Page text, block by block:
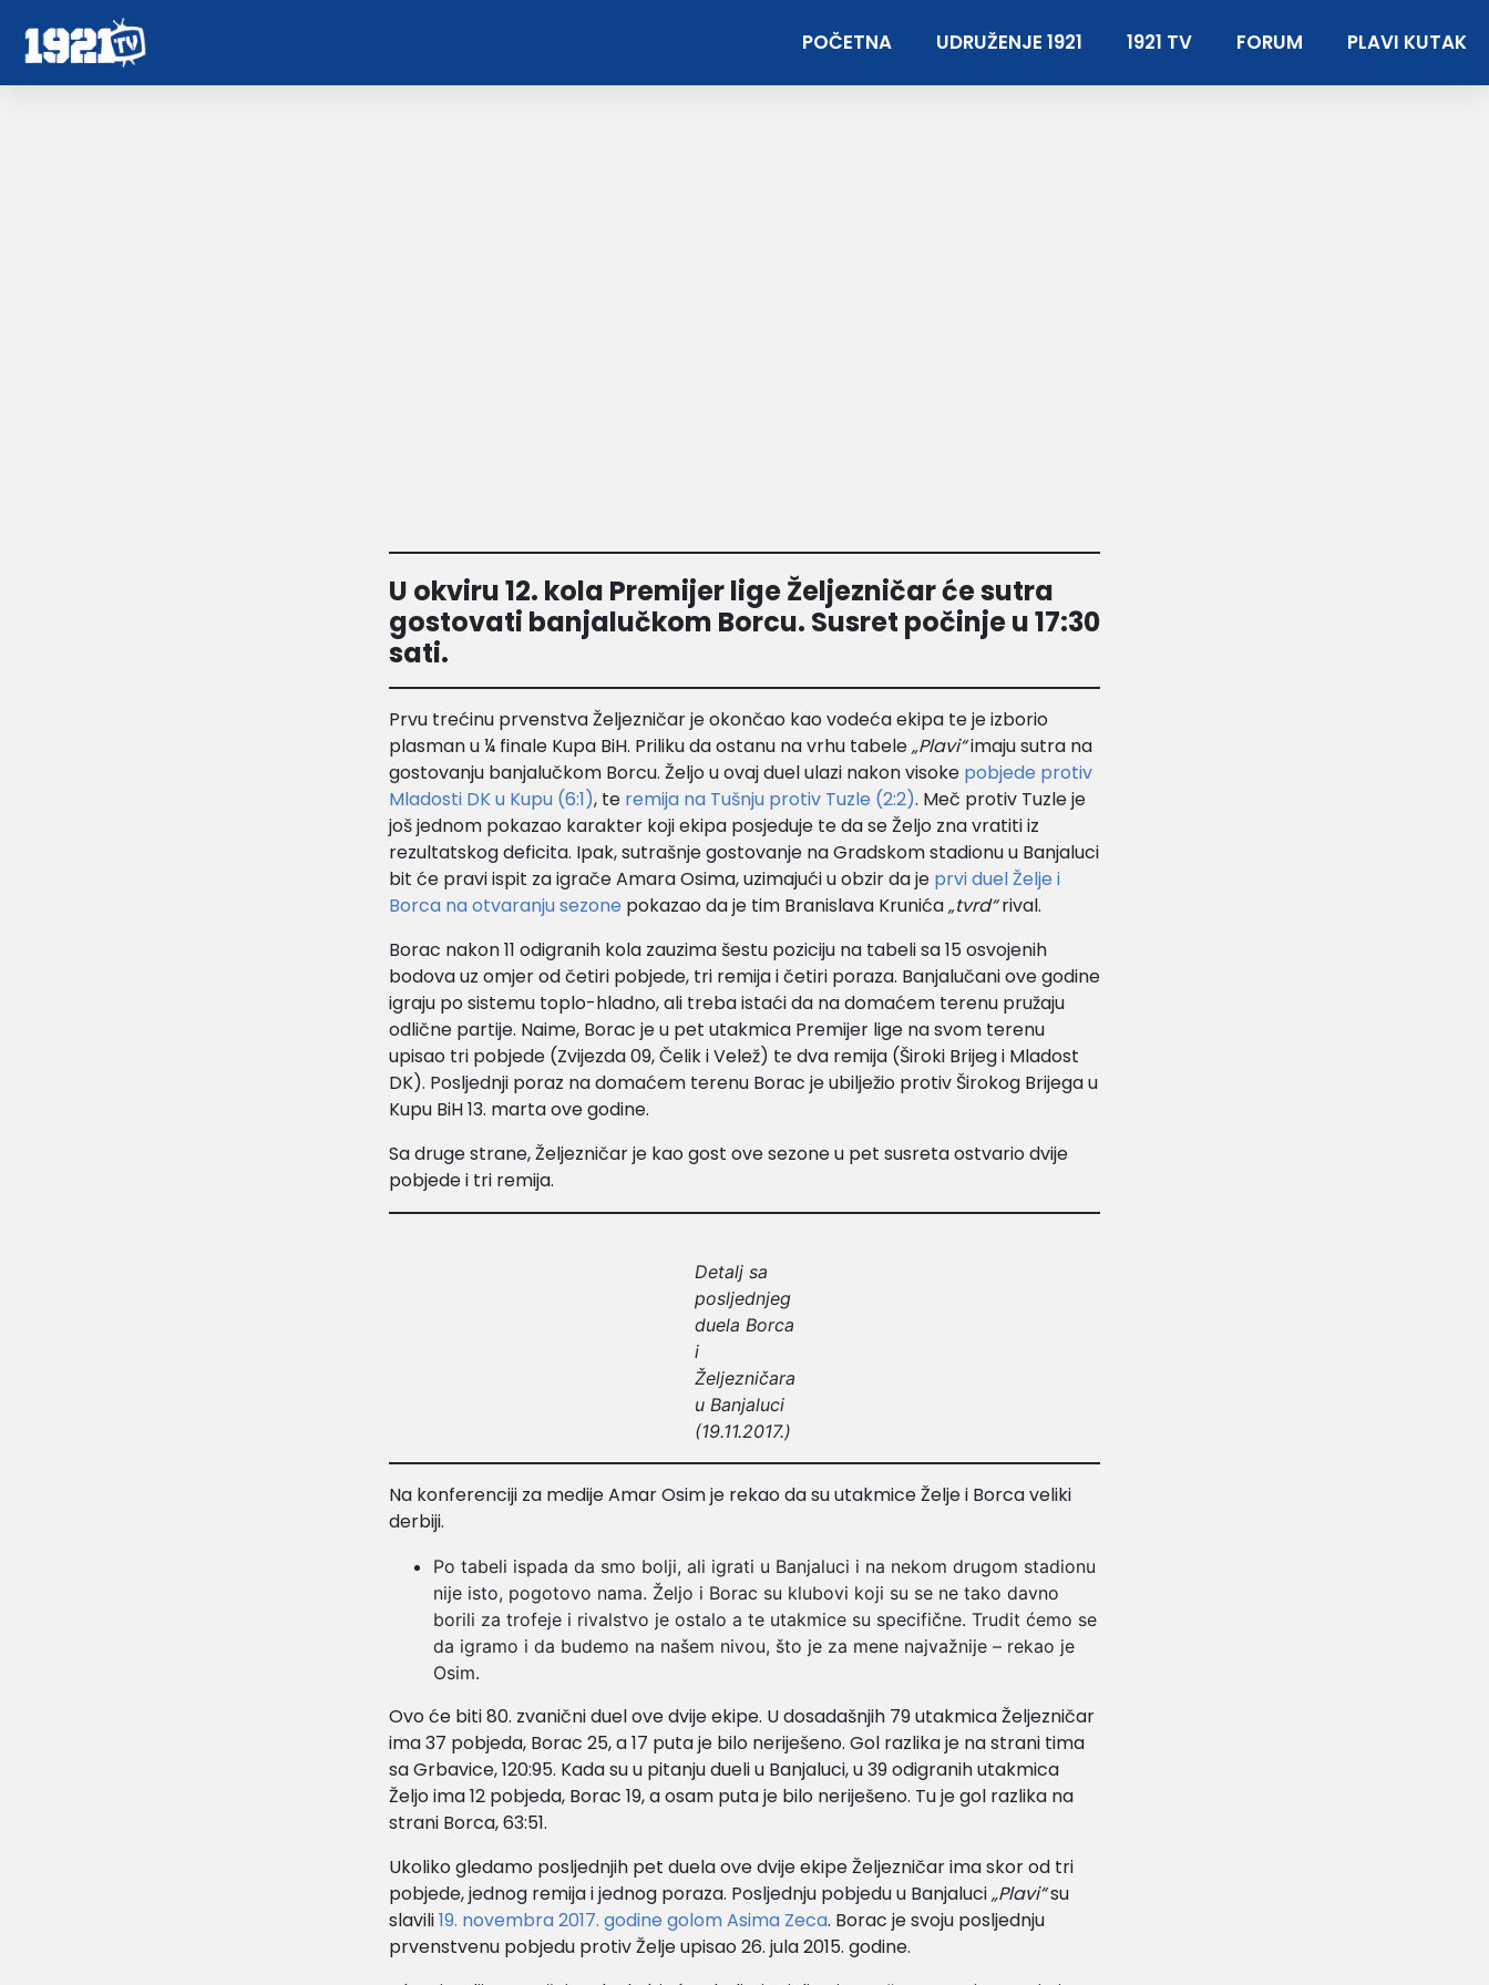
POČETNA UDRUŽENJE 1921 1921 TV FORUM PLAVI KUTAK
U okviru 12. kola Premijer lige Željezničar će sutra
gostovati banjalučkom Borcu. Susret počinje u 17:30
sati.
Prvu trećinu prvenstva Željezničar je okončao kao vodeća ekipa te je izborio
plasman u ¼ finale Kupa BiH. Priliku da ostanu na vrhu tabele„Plavi“imaju sutra na
gostovanju banjalučkom Borcu. Željo u ovaj duel ulazi nakon visoke pobjede protiv
Mladosti DK u Kupu (6:1), te remija na Tušnju protiv Tuzle (2:2). Meč protiv Tuzle je
još jednom pokazao karakter koji ekipa posjeduje te da se Željo zna vratiti iz
rezultatskog deficita. Ipak, sutrašnje gostovanje na Gradskom stadionu u Banjaluci
bit će pravi ispit za igrače Amara Osima, uzimajući u obzir da je prvi duel Želje i
Borca na otvaranju sezone pokazao da je tim Branislava Krunića„tvrd“rival.
Borac nakon 11 odigranih kola zauzima šestu poziciju na tabeli sa 15 osvojenih
bodova uz omjer od četiri pobjede, tri remija i četiri poraza. Banjalučani ove godine
igraju po sistemu toplo-hladno, ali treba istaći da na domaćem terenu pružaju
odlične partije. Naime, Borac je u pet utakmica Premijer lige na svom terenu
upisao tri pobjede (Zvijezda 09, Čelik i Velež) te dva remija (Široki Brijeg i Mladost
DK). Posljednji poraz na domaćem terenu Borac je ubilježio protiv Širokog Brijega u
Kupu BiH 13. marta ove godine.
Sa druge strane, Željezničar je kao gost ove sezone u pet susreta ostvario dvije
pobjede i tri remija.
Detalj sa
posljednjeg
duela Borca
i
Željezničara
u Banjaluci
(19.11.2017.)
Na konferenciji za medije Amar Osim je rekao da su utakmice Želje i Borca veliki
derbiji.
Po tabeli ispada da smo bolji, ali igrati u Banjaluci i na nekom drugom stadionu
nije isto, pogotovo nama. Željo i Borac su klubovi koji su se ne tako davno
borili za trofeje i rivalstvo je ostalo a te utakmice su specifične. Trudit ćemo se
da igramo i da budemo na našem nivou, što je za mene najvažnije – rekao je
Osim.
Ovo će biti 80. zvanični duel ove dvije ekipe. U dosadašnjih 79 utakmica Željezničar
ima 37 pobjeda, Borac 25, a 17 puta je bilo neriješeno. Gol razlika je na strani tima
sa Grbavice, 120:95. Kada su u pitanju dueli u Banjaluci, u 39 odigranih utakmica
Željo ima 12 pobjeda, Borac 19, a osam puta je bilo neriješeno. Tu je gol razlika na
strani Borca, 63:51.
Ukoliko gledamo posljednjih pet duela ove dvije ekipe Željezničar ima skor od tri
pobjede, jednog remija i jednog poraza. Posljednju pobjedu u Banjaluci„Plavi“su
slavili19. novembra 2017. godine golom Asima Zeca. Borac je svoju posljednju
prvenstvenu pobjedu protiv Želje upisao 26. jula 2015. godine.